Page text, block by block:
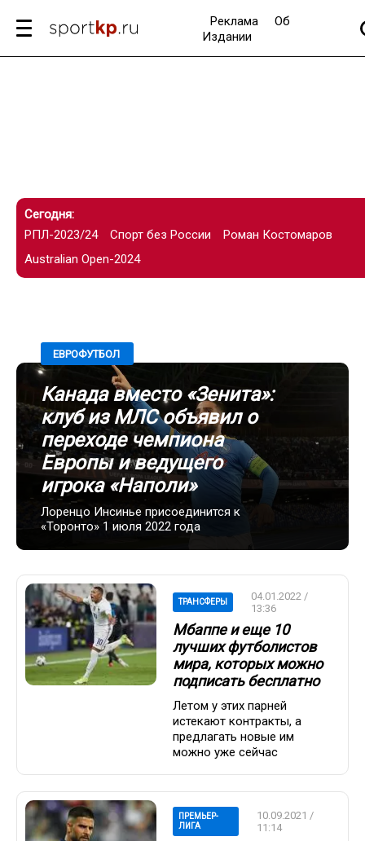
Реклама
Об
Издании
Сегодня:
РПЛ-2023/24
Спорт без России
Роман Костомаров
Australian Open-2024
ЕВРОФУТБОЛ
Канада вместо «Зенита»:
клуб из МЛС объявил о
переходе чемпиона
Европы и ведущего
игрока «Наполи»
Лоренцо Инсинье присоединится к
«Торонто» 1 июля 2022 года
ТРАНСФЕРЫ
04.01.2022 /
13:36
Мбаппе и еще 10
лучших футболистов
мира, которых можно
подписать бесплатно
Летом у этих парней
истекают контракты, а
предлагать новые им
можно уже сейчас
ПРЕМЬЕР-
ЛИГА
10.09.2021 /
11:14